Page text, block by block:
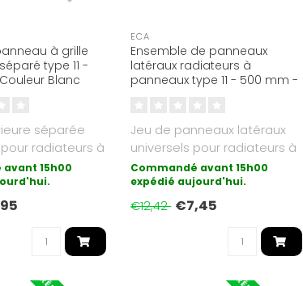
à grille
type 11 -
Blanc
séparée
radiateurs à
type 11...
15h00
ECA
Ensemble de panneaux
latéraux radiateurs à
panneaux type 11 - 500 mm -
Jeu de panneaux latéraux
universels pour radiateurs à
panneaux de type 11. Con..
Commandé avant 15h00
expédié aujourd'hui.
€12,42 €7,45